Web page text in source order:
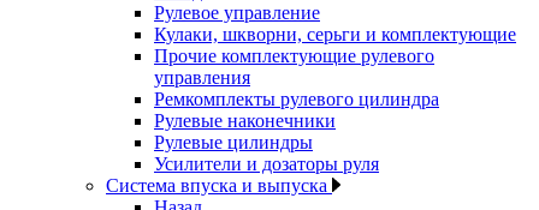
Рулевое управление
Кулаки, шкворни, серьги и комплектующие
Прочие комплектующие рулевого
управления
Ремкомплекты рулевого цилиндра
Рулевые наконечники
Рулевые цилиндры
Усилители и дозаторы руля
Система впуска и выпуска